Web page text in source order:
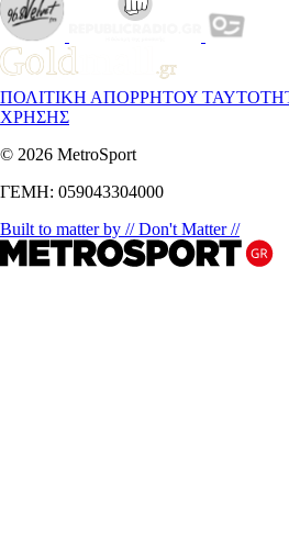
ΠΟΛΙΤΙΚΗ ΑΠΟΡΡΗΤΟΥ
ΧΡΗΣΗΣ
© 2026 MetroSport
ΓΕΜΗ: 059043304000
Built to matter by // Don't Matter //